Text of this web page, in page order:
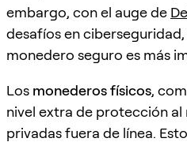
embargo, con el auge de
desafíos en
monedero seguro es más
Los monederos físicos,
nivel extra de protección al
privadas fuera de línea.